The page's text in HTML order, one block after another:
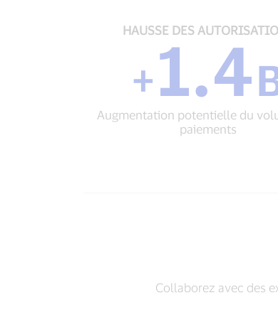
de
crédit
HAUSSE
1.4
potentielle
HAUSSE DES
+1.4
Augmentation potentielle du
paiements
Collaborez avec des